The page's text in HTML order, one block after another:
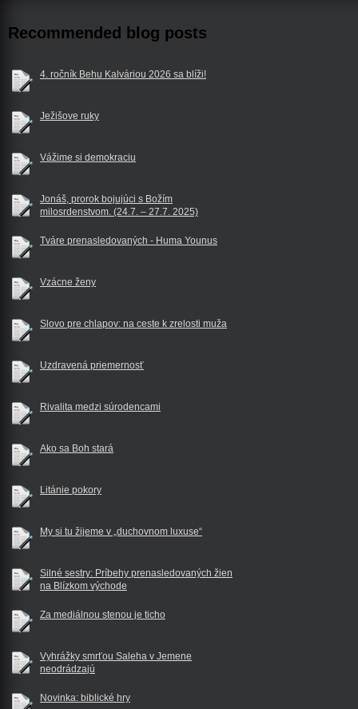
Recommended blog posts
4. ročník Behu Kalváriou 2026 sa blíži!
Ježišove ruky
Vážime si demokraciu
Jonáš, prorok bojujúci s Božím
milosrdenstvom. (24.7. – 27.7. 2025)
Tváre prenasledovaných - Huma Younus
Vzácne ženy
Slovo pre chlapov: na ceste k zrelosti muža
Uzdravená priemernosť
Rivalita medzi súrodencami
Ako sa Boh stará
Litánie pokory
My si tu žijeme v „duchovnom luxuse“
Silné sestry: Príbehy prenasledovaných žien
na Blízkom východe
Za mediálnou stenou je ticho
Vyhrážky smrťou Saleha v Jemene
neodrádzajú
Novinka: biblické hry